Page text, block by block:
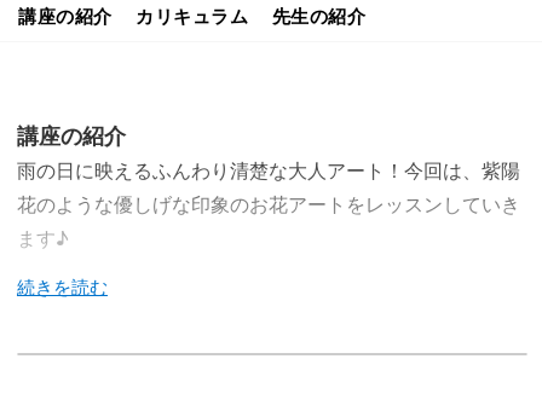
講座の紹介 カリキュラム 先生の紹介
講座の紹介
雨の日に映えるふんわり清楚な大人アート！今回は、紫陽
花のような優しげな印象のお花アートをレッスンしていき
ます♪